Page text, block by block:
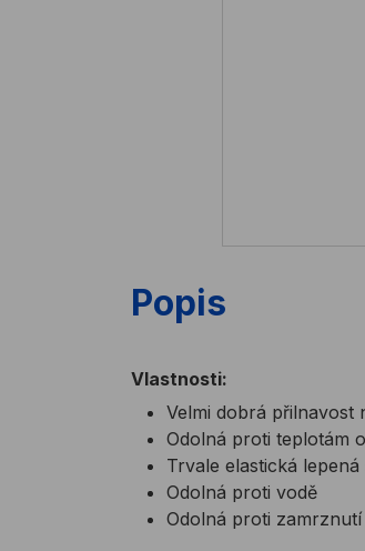
Popis
Vlastnosti:
Velmi dobrá přilnavost
Odolná proti teplotám
Trvale elastická lepená
Odolná proti vodě
Odolná proti zamrznutí